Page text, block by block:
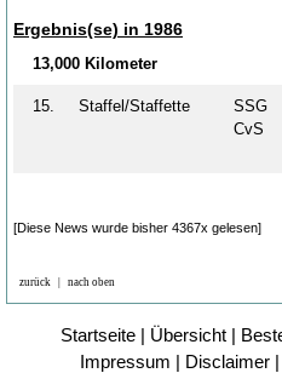
Ergebnis(se) in 1986
13,000 Kilometer
15. Staffel/Staffette
SSG
CvS
[Diese News wurde bisher 4367x gelesen]
zurück nach oben
Startseite | Übersicht |
Impressum | Disclaimer |